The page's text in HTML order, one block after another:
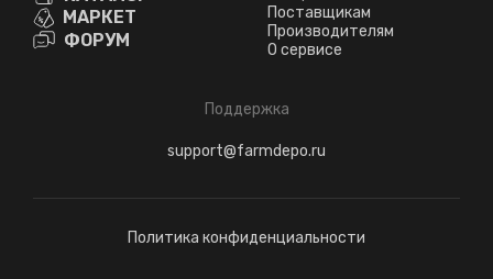
МАРКЕТ
ФОРУМ
Поставщикам
Производителям
О сервисе
Поддержка
support@farmdepo.ru
Политика конфиденциальности